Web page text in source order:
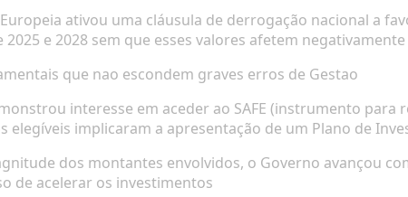
ativou uma cláusula de derrogação nacional a
e 2028 sem que esses valores afetem
que nao escondem graves erros de Gestao
interesse em aceder ao SAFE (instrumento
elegíveis implicaram a apresentação de um Plano de
dos montantes envolvidos, o Governo avançou
de acelerar os investimentos